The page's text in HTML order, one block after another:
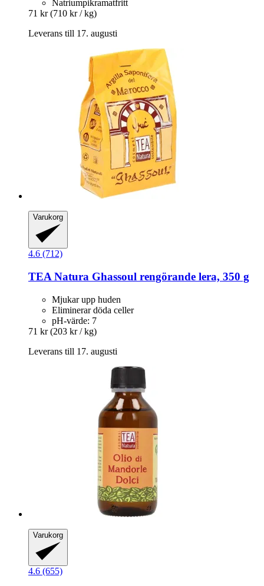
Natriumpikramatfritt
71 kr (710 kr / kg)
Leverans till 17. augusti
Varukorg
4.6 (712)
TEA Natura Ghassoul rengörande lera, 350 g
Mjukar upp huden
Eliminerar döda celler
pH-värde: 7
71 kr (203 kr / kg)
Leverans till 17. augusti
Varukorg
4.6 (655)